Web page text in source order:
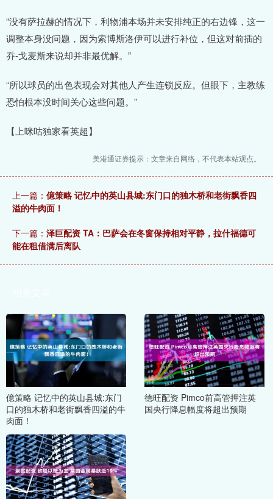
“没有萨拉赫的情况下，利物浦本场并未安排纯正的右边锋，这一
调整本身没问题，因为索博斯洛伊可以进行补位，但这对前插的
乔-戈麦斯来说却并非最优解。”
“所以球员的出色表现会对其他人产生连锁反应。但眼下，主教练
恐怕根本没时间关心这些问题。”
【上咪咕独家看英超】
美港通证券提示：文章来自网络，不代表本站观点。
上一篇： 億策略 记忆中的英山县城:东门口的独木桥和老街飘香四
溢的牛肉面！
下一篇： 泽巨配资 TA：巴萨会在冬窗保持相对平静，拉什福德可
能在租借满后离队
億策略 记忆中的英山县城:东门
口的独木桥和老街飘香四溢的牛
肉面！
德旺配资 Pimco前高管押注英
国央行降息幅度将超出预期